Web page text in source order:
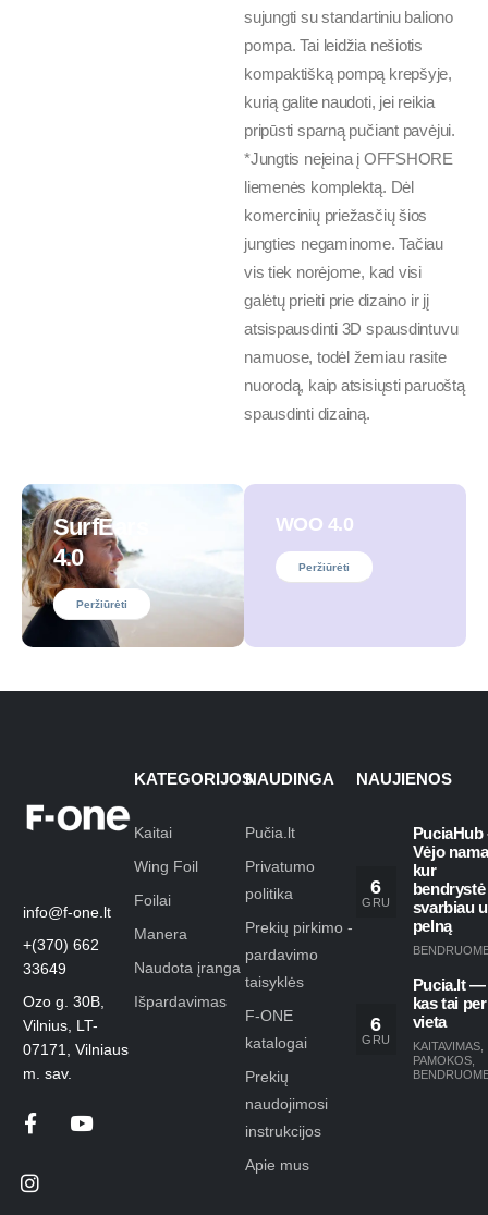
sujungti su standartiniu baliono
pompa. Tai leidžia nešiotis
kompaktišką pompą krepšyje,
kurią galite naudoti, jei reikia
pripūsti sparną pučiant pavėjui.
*Jungtis neįeina į OFFSHORE
liemenės komplektą. Dėl
komercinių priežasčių šios
jungties negaminome. Tačiau
vis tiek norėjome, kad visi
galėtų prieiti prie dizaino ir jį
atsispausdinti 3D spausdintuvu
namuose, todėl žemiau rasite
nuorodą, kaip atsisiųsti paruoštą
spausdinti dizainą.
SurfEars
4.0
Peržiūrėti
WOO 4.0
Peržiūrėti
info@f-one.lt
+(370) 662
33649
Ozo g. 30B,
Vilnius, LT-
07171, Vilniaus
m. sav.
KATEGORIJOS
Kaitai
Wing Foil
Foilai
Manera
Naudota įranga
Išpardavimas
NAUDINGA
Pučia.lt
Privatumo
politika
Prekių pirkimo -
pardavimo
taisyklės
F-ONE
katalogai
Prekių
naudojimosi
instrukcijos
Apie mus
NAUJIENOS
6
GRU
PuciaHub
Vėjo
kur
bendrystė
svarbiau
pelną
6
GRU
Pucia.lt —
kas tai per
vieta
KAITAVIMAS,
PAMOKOS,